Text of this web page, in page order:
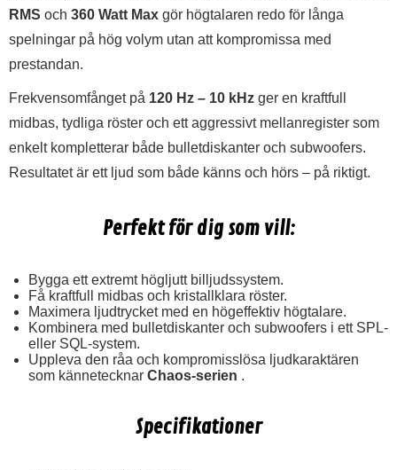
RMS och 360 Watt Max gör högtalaren redo för långa
spelningar på hög volym utan att kompromissa med
prestandan.
Frekvensomfånget på 120 Hz – 10 kHz ger en kraftfull
midbas, tydliga röster och ett aggressivt mellanregister som
enkelt kompletterar både bulletdiskanter och subwoofers.
Resultatet är ett ljud som både känns och hörs – på riktigt.
Perfekt för dig som vill:
Bygga ett extremt högljutt billjudssystem.
Få kraftfull midbas och kristallklara röster.
Maximera ljudtrycket med en högeffektiv högtalare.
Kombinera med bulletdiskanter och subwoofers i ett SPL-
eller SQL-system.
Uppleva den råa och kompromisslösa ljudkaraktären
som kännetecknar Chaos-serien .
Specifikationer